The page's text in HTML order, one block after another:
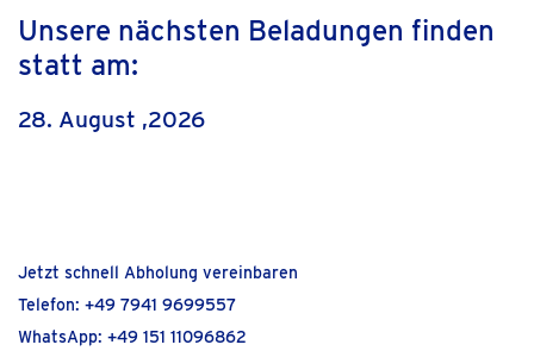
Unsere nächsten Beladungen finden
statt am:
28. August ,2026
Jetzt schnell Abholung vereinbaren
Telefon: +49 7941 9699557
WhatsApp: +49 151 11096862